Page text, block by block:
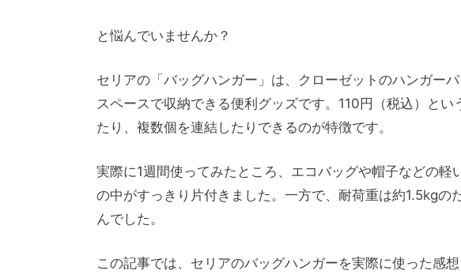
と悩んでいませんか？
セリアの「バッグハンガー」は、クローゼットのハンガー
スペースで収納できる便利グッズです。110円（税込）と
たり、複数個を連結したりできるのが特徴です。
実際に1週間使ってみたところ、エコバッグや帽子などの軽
の中がすっきり片付きました。一方で、耐荷重は約1.5kgの
んでした。
この記事では、セリアのバッグハンガーを実際に使った感